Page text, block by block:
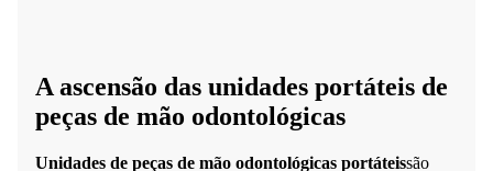
A ascensão das unidades portáteis de
peças de mão odontológicas
Unidades de peças de mão odontológicas portáteissão